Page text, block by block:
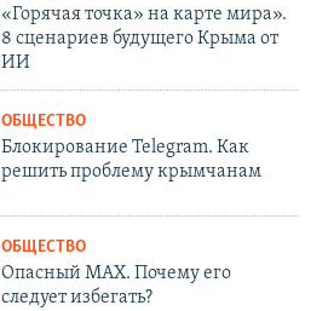
«Горячая точка» на карте мира».
8 сценариев будущего Крыма от
ИИ
ОБЩЕСТВО
Блокирование Telegram. Как
решить проблему крымчанам
ОБЩЕСТВО
Опасный MAX. Почему его
следует избегать?